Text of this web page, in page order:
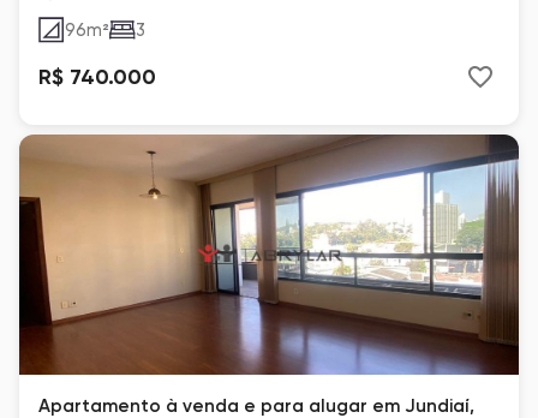
96m² 3
R$ 740.000
Apartamento à venda e para alugar em Jundiaí,